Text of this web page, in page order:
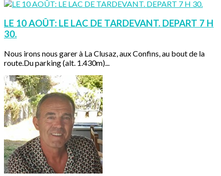
LE 10 AOÛT: LE LAC DE TARDEVANT. DEPART 7 H
30.
Nous irons nous garer à La Clusaz, aux Confins, au bout de la
route.Du parking (alt. 1.430m)...